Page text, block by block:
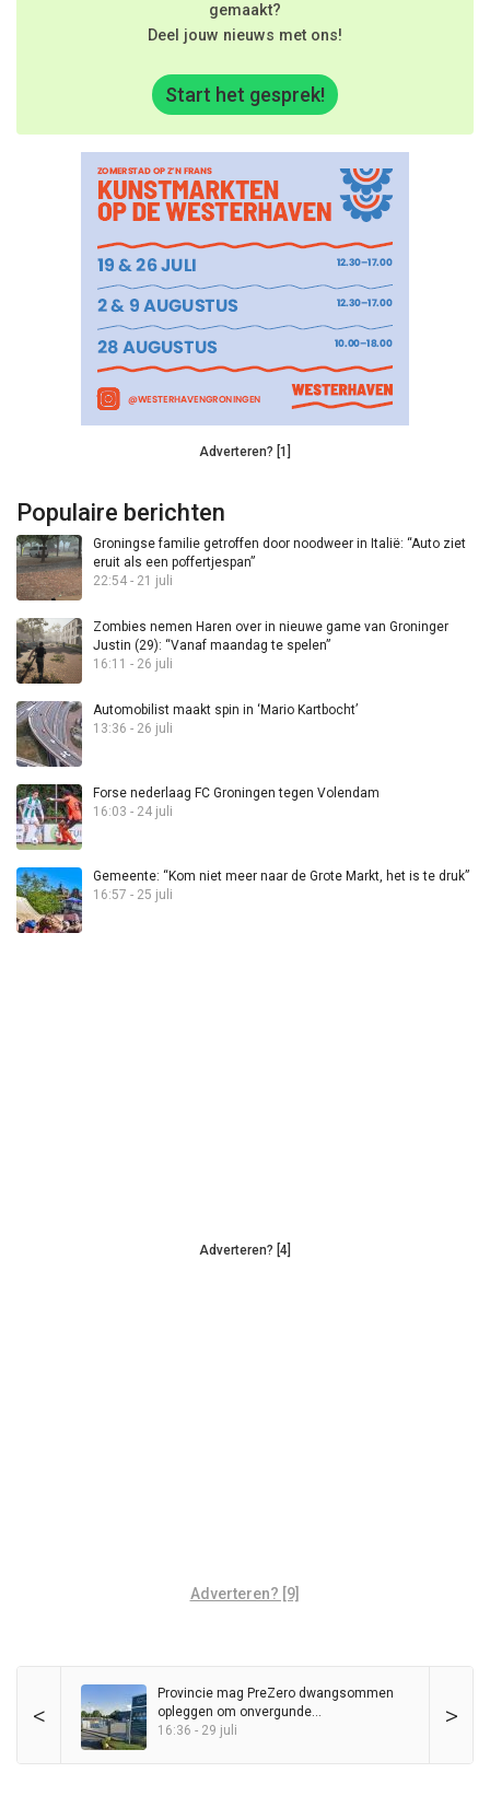
gemaakt?
Deel jouw nieuws met ons!
Start het gesprek!
Adverteren? [1]
Populaire berichten
Groningse familie getroffen door noodweer in Italië: “Auto ziet
eruit als een poffertjespan”
22:54 - 21 juli
Zombies nemen Haren over in nieuwe game van Groninger
Justin (29): “Vanaf maandag te spelen”
16:11 - 26 juli
Automobilist maakt spin in ‘Mario Kartbocht’
13:36 - 26 juli
Forse nederlaag FC Groningen tegen Volendam
16:03 - 24 juli
Gemeente: “Kom niet meer naar de Grote Markt, het is te druk”
16:57 - 25 juli
Adverteren? [4]
Adverteren? [9]
< >
Provincie mag PreZero dwangsommen
opleggen om onvergunde
sorteerinstallatie
16:36 - 29 juli